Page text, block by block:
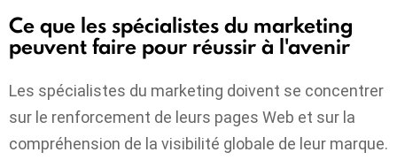
Ce que les spécialistes du marketing
peuvent faire pour réussir à l'avenir
Les spécialistes du marketing doivent se concentrer
sur le renforcement de leurs pages Web et sur la
compréhension de la visibilité globale de leur marque.